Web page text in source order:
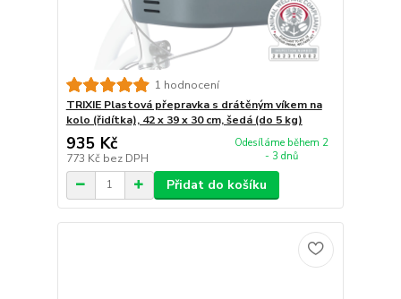
1 hodnocení
TRIXIE Plastová přepravka s drátěným víkem na
kolo (řidítka), 42 x 39 x 30 cm, šedá (do 5 kg)
935 Kč
773 Kč bez DPH
Odesíláme během 2
- 3 dnů
Přidat do košíku